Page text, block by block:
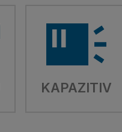
KAPAZITIV